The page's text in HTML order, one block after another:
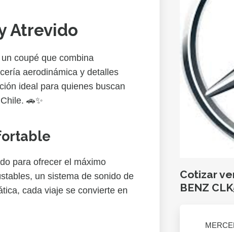
Atrevido
coupé que combina
aerodinámica y detalles
ideal para quienes buscan
🚗✨
para ofrecer el máximo
un sistema de sonido de
cada viaje se convierte en
Cotizar
BENZ